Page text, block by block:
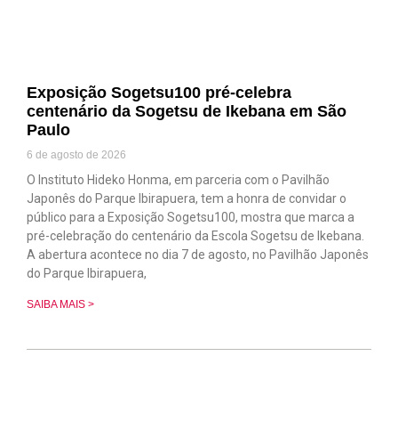
Exposição Sogetsu100 pré-celebra
centenário da Sogetsu de Ikebana em São
Paulo
6 de agosto de 2026
O Instituto Hideko Honma, em parceria com o Pavilhão
Japonês do Parque Ibirapuera, tem a honra de convidar o
público para a Exposição Sogetsu100, mostra que marca a
pré-celebração do centenário da Escola Sogetsu de Ikebana.
A abertura acontece no dia 7 de agosto, no Pavilhão Japonês
do Parque Ibirapuera,
SAIBA MAIS >